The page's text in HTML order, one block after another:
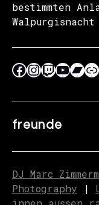
bestimmten
freunde
DJ Marc
Photography |